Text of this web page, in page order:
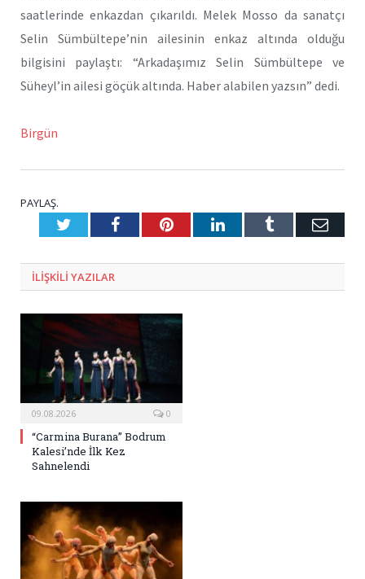
saatlerinde enkazdan çıkarıldı. Melek Mosso da sanatçı
Selin Sümbültepe’nin ailesinin enkaz altında olduğu
bilgisini paylaştı: “Arkadaşımız Selin Sümbültepe ve
Süheyl’in ailesi göçük altında. Haber alabilen yazsın” dedi.
Birgün
PAYLAŞ.
TwitterFacebookPinterestLinkedInTumblr E-
ILIŞKILI YAZILAR
09.08.2026 0
“Carmina Burana” Bodrum
Kalesi’nde İlk Kez
Sahnelendi